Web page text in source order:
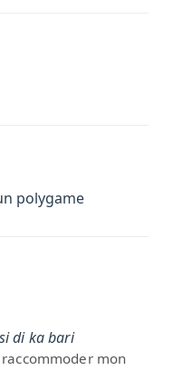
polygame
di ka bari
mon